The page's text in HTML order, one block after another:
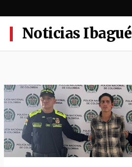
al
contenidoNoticias Ibagué